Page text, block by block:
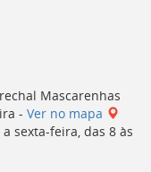
Mascarenhas
- Ver no mapa
sexta-feira, das 8 às